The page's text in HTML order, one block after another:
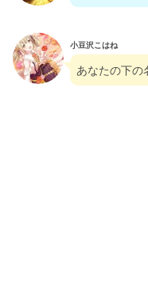
小豆沢こはね
あなたの下の